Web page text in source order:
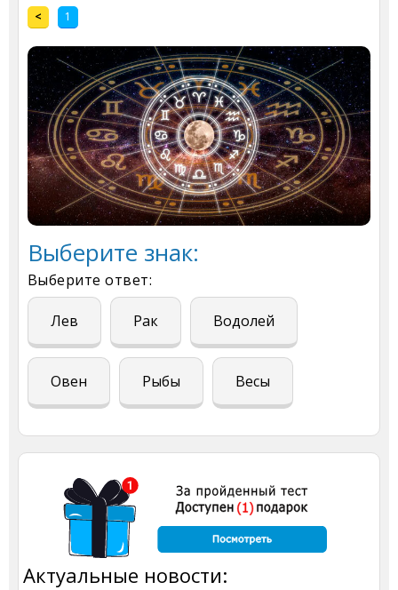
< 1
Выберите знак:
Выберите ответ:
Лев Рак Водолей
Овен Рыбы Весы
Актуальные новости: